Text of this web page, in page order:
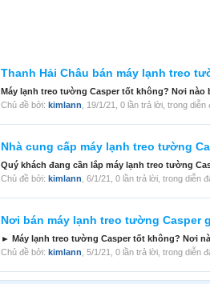
Thanh Hải Châu bán máy lạnh treo
Máy lạnh treo tường Casper tốt không? Nơi
Chủ đề bởi: kimlann 19/1/21 , 0 lần trả lời, trong diễn
Nhà cung cấp máy lạnh treo tường
Quý khách đang cần lắp máy lạnh treo tường
Chủ đề bởi: kimlann 6/1/21 , 0 lần trả lời, trong diễn
Nơi bán máy lạnh treo tường Casper
► Máy lạnh treo tường Casper tốt không? Nơi
Chủ đề bởi: kimlann 5/1/21 , 0 lần trả lời, trong diễn